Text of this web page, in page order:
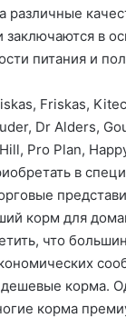
различные
в
питания и
Friskas,
Dr Alders,
Pro Plan,
в
корм для
что
корма.
корма